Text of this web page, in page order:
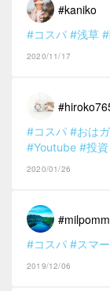
#kaniko
#コスパ #浅草
2020/11/17
#コスパ #おは
#Youtube #投資
2020/01/26
#コスパ #スマ
2019/12/06